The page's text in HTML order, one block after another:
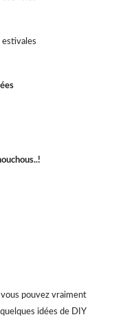
pouvez vraiment
idées de DIY